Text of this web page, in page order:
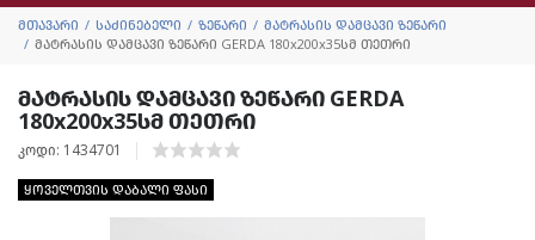
მთავარი საძინებელი ზეწარი
მატრასის დამცავი ზეწარი
მატრასის დამცავი ზეწარი GERDA 180x200x35სმ თეთრი
მატრასის დამცავი ზეწარი GERDA
180x200x35სმ თეთრი
კოდი: 1434701
ყოველთვის დაბალი ფასი